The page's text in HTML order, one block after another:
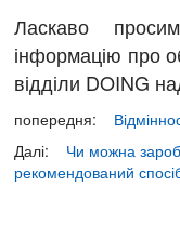
Ласкаво
інформацію про
відділи DOING
попередня:
Далі:
Чи можна
рекомендований